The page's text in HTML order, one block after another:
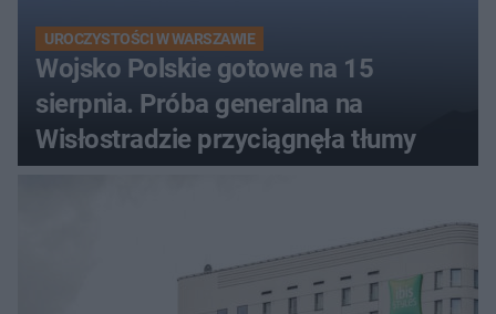
UROCZYSTOŚCI W WARSZAWIE
Wojsko Polskie gotowe na 15
sierpnia. Próba generalna na
Wisłostradzie przyciągnęła tłumy